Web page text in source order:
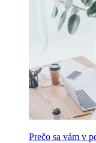
Prečo sa vám v